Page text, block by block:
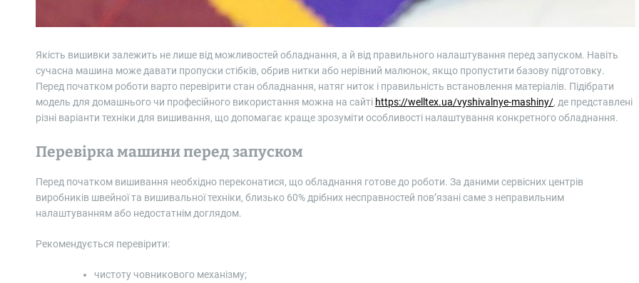
Якість вишивки залежить не лише від можливостей обладнання, а й від правильного налаштування перед запуском. Навіть
сучасна машина може давати пропуски стібків, обрив нитки або нерівний малюнок, якщо пропустити базову підготовку.
Перед початком роботи варто перевірити стан обладнання, натяг ниток і правильність встановлення матеріалів. Підібрати
модель для домашнього чи професійного використання можна на сайті https://welltex.ua/vyshivalnye-mashiny/, де представлені
різні варіанти техніки для вишивання, що допомагає краще зрозуміти особливості налаштування конкретного обладнання.
Перевірка машини перед запуском
Перед початком вишивання необхідно переконатися, що обладнання готове до роботи. За даними сервісних центрів
виробників швейної та вишивальної техніки, близько 60% дрібних несправностей пов’язані саме з неправильним
налаштуванням або недостатнім доглядом.
Рекомендується перевірити:
чистоту човникового механізму;